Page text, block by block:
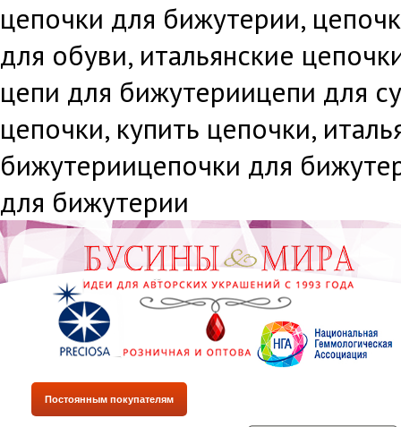
цепочки для бижутерии,
для обуви, итальянские
цепи для бижутериицепи для
цепочки, купить цепочки,
бижутериицепочки для
для бижутерии
Постоянным покупателям